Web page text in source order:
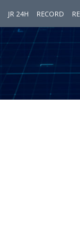
JR 24H RECORD